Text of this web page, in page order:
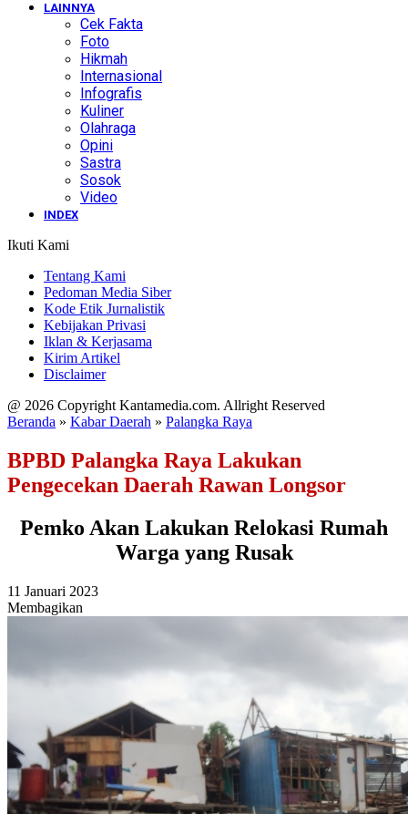
LAINNYA
Cek Fakta
Foto
Hikmah
Internasional
Infografis
Kuliner
Olahraga
Opini
Sastra
Sosok
Video
INDEX
Ikuti Kami
Tentang Kami
Pedoman Media Siber
Kode Etik Jurnalistik
Kebijakan Privasi
Iklan & Kerjasama
Kirim Artikel
Disclaimer
@ 2026 Copyright Kantamedia.com. Allright Reserved
Beranda » Kabar Daerah » Palangka Raya
BPBD Palangka Raya Lakukan
Pengecekan Daerah Rawan Longsor
Pemko Akan Lakukan Relokasi Rumah
Warga yang Rusak
11 Januari 2023
Membagikan